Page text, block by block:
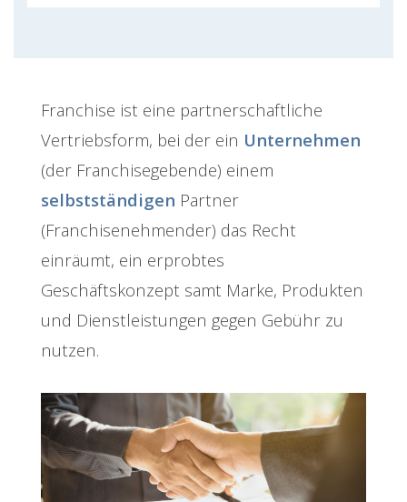
Franchise ist eine partnerschaftliche
Vertriebsform, bei der ein Unternehmen
(der Franchisegebende) einem
selbstständigen Partner
(Franchisenehmender) das Recht
einräumt, ein erprobtes
Geschäftskonzept samt Marke, Produkten
und Dienstleistungen gegen Gebühr zu
nutzen.